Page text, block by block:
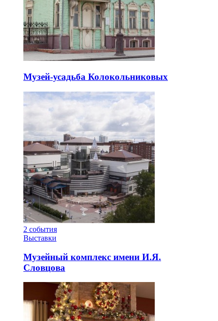
Музей-усадьба Колокольниковых
2 события
Выставки
Музейный комплекс имени И.Я.
Словцова